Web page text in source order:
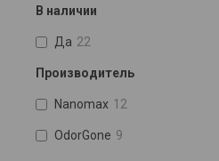
В наличии
Да 22
Производитель
Nanomax 12
OdorGone 9